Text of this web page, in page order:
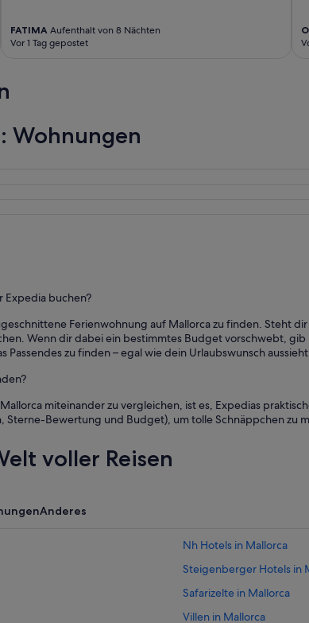
FATIMA Aufenthalt von 8 Nächten
Vor 1 Tag gepostet
Wohnungen
Expedia buchen?
Ferienwohnung auf Mallorca zu finden. Steht
Wenn dir dabei ein bestimmtes Budget vorschwebt,
zu finden – egal wie dein Urlaubswunsch
miteinander zu vergleichen, ist es, Expedias
Bewertung und Budget), um tolle Schnäppchen zu
voller Reisen
Anderes
Nh Hotels in Mallorca
Steigenberger Hotels in
Safarizelte in Mallorca
Villen in Mallorca